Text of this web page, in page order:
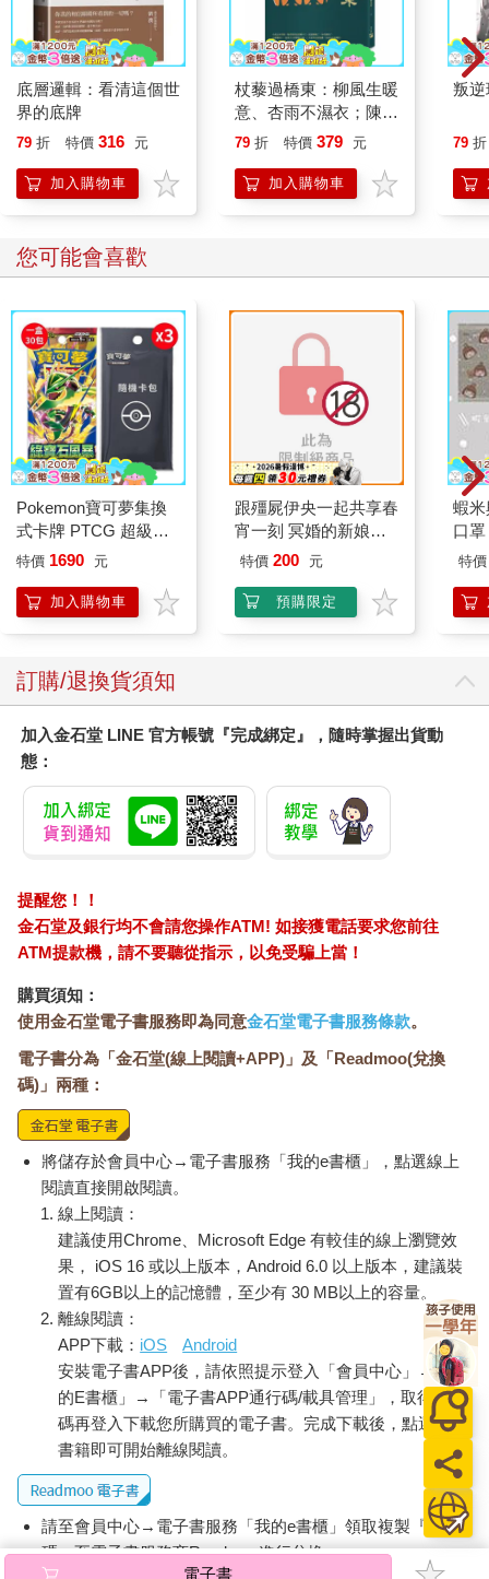
底層邏輯：看清這個世
界的底牌
79 折 特價 316 元
加入購物車
杖藜過橋東：柳風生暖
意、杏雨不濕衣；陳亮
恭談以心轉境的適齡漫
79 折 特價 379 元
加入購物車
叛逆
79 折
您可能會喜歡
Pokemon寶可夢集換
式卡牌 PTCG 超級進
化 擴充包 綠寶石風暴
特價 1690 元
加入購物車
跟殭屍伊央一起共享春
宵一刻 冥婚的新娘番
外篇
特價 200 元
預購限定
蝦
口
特價
訂購/退換貨須知
加入金石堂 LINE 官方帳號『完成綁定』，隨時掌握出貨動
態：
提醒您！！
金石堂及銀行均不會請您操作ATM! 如接獲電話要求您前往
ATM提款機，請不要聽從指示，以免受騙上當！
購買須知：
使用金石堂電子書服務即為同意金石堂電子書服務條款。
電子書分為「金石堂(線上閱讀+APP)」及「Readmoo(兌換
碼)」兩種：
將儲存於會員中心→電子書服務「我的e書櫃」，點選線上
閱讀直接開啟閱讀。
線上閱讀：
建議使用Chrome、Microsoft Edge 有較佳的線上瀏覽效
果， iOS 16 或以上版本，Android 6.0 以上版本，建議裝
置有6GB以上的記憶體，至少有 30 MB以上的容量。
離線閱讀：
APP下載： iOS
Android
安裝電子書APP後，請依照提示登入「會員中心」→「我
的E書櫃」→「電子書APP通行碼/載具管理」，取得通行
碼再登入下載您所購買的電子書。完成下載後，點選任一
書籍即可開始離線閱讀。
請至會員中心→電子書服務「我的e書櫃」領取複製『兌換
碼』至電子書服務商Readmoo進行兌換。
電子書